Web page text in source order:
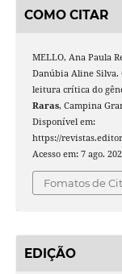
COMO CITAR
MELLO, Ana Paula
Danúbia Aline Silva.
leitura crítica do
Raras, Campina
Disponível em:
https://
Acesso em: 7 ago.
Fomatos de
EDIÇÃO